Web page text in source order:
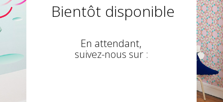
Bientôt disponible
En attendant,
suivez-nous sur :